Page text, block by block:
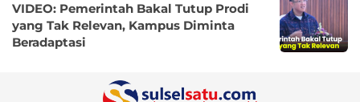
VIDEO: Pemerintah Bakal Tutup Prodi
yang Tak Relevan, Kampus Diminta
Beradaptasi